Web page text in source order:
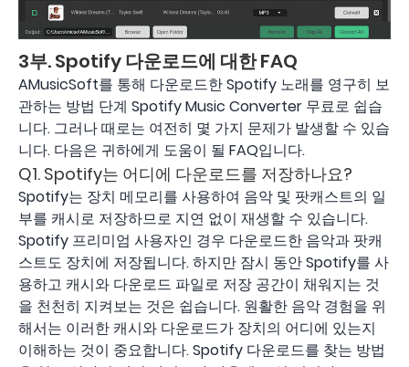
3부. Spotify 다운로드에 대한 FAQ
AMusicSoft를 통해 다운로드한 Spotify 노래를 영구히 보
관하는 방법 단계 Spotify Music Converter 무료로 쉽습
니다. 그러나 때로는 여전히 몇 가지 문제가 발생할 수 있습
니다. 다음은 귀하에게 도움이 될 FAQ입니다.
Q1. Spotify는 어디에 다운로드를 저장하나요?
Spotify는 장치 메모리를 사용하여 음악 및 팟캐스트의 일
부를 캐시로 저장하므로 지연 없이 재생할 수 있습니다.
Spotify 프리미엄 사용자인 경우 다운로드한 음악과 팟캐
스트도 장치에 저장됩니다. 하지만 잠시 동안 Spotify를 사
용하고 캐시와 다운로드 파일로 저장 공간이 채워지는 것
을 천천히 지켜보는 것은 쉽습니다. 원활한 음악 경험을 위
해서는 이러한 캐시와 다운로드가 장치의 어디에 있는지
이해하는 것이 중요합니다. Spotify 다운로드를 찾는 방법